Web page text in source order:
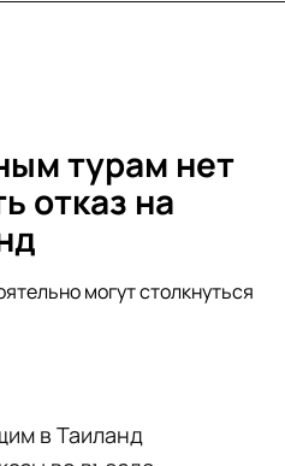
турам нет
отказ на
могут столкнуться
в Таиланд